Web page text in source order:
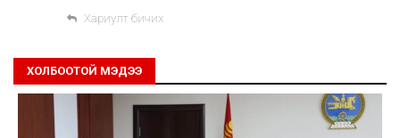
Хариулт бичих
ХОЛБООТОЙ МЭДЭЭ